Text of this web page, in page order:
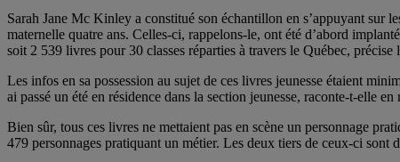
Sarah Jane Mc Kinley a constitué son échantillon en s’appuyant sur
maternelle quatre ans. Celles-ci, rappelons-le, ont été d’abord
soit 2 539 livres pour 30 classes réparties à travers le Québec,
Les infos en sa possession au sujet de ces livres jeunesse étaient
ai passé un été en résidence dans la section jeunesse, raconte-t-elle
Bien sûr, tous ces livres ne mettaient pas en scène un personnage
479 personnages pratiquant un métier. Les deux tiers de ceux-ci sont